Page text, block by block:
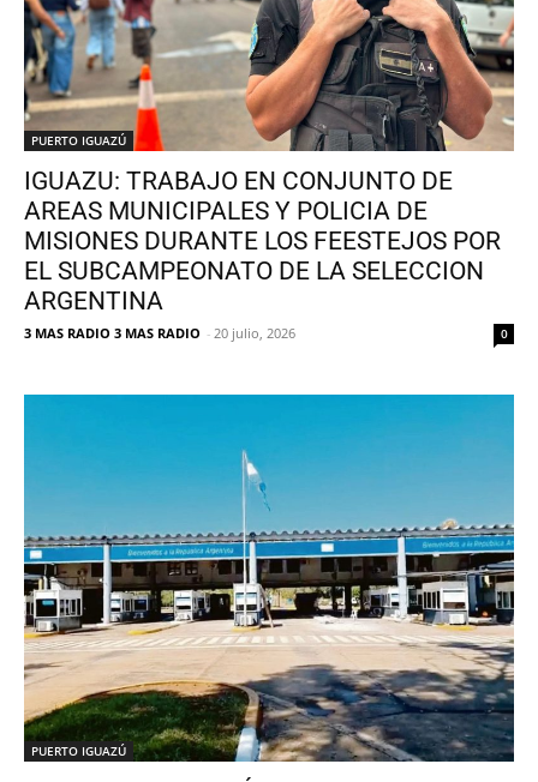
PUERTO IGUAZÚ
IGUAZU: TRABAJO EN CONJUNTO DE
AREAS MUNICIPALES Y POLICIA DE
MISIONES DURANTE LOS FEESTEJOS POR
EL SUBCAMPEONATO DE LA SELECCION
ARGENTINA
3 MAS RADIO 3 MAS RADIO - 20 julio, 2026 0
PUERTO IGUAZÚ